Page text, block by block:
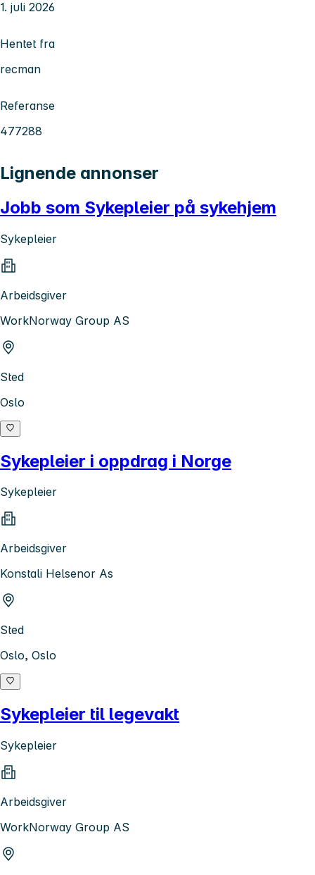
1. juli 2026
Hentet fra
recman
Referanse
477288
Lignende annonser
Jobb som Sykepleier på sykehjem
Sykepleier
Arbeidsgiver
WorkNorway Group AS
Sted
Oslo
Sykepleier i oppdrag i Norge
Sykepleier
Arbeidsgiver
Konstali Helsenor As
Sted
Oslo, Oslo
Sykepleier til legevakt
Sykepleier
Arbeidsgiver
WorkNorway Group AS